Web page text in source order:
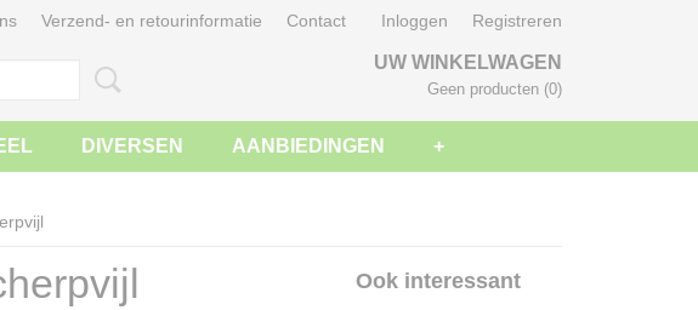
Verzend- en retourinformatie Contact Inloggen Registreren
UW WINKELWAGEN
Geen producten (0)
DIVERSEN AANBIEDINGEN +
Ook interessant